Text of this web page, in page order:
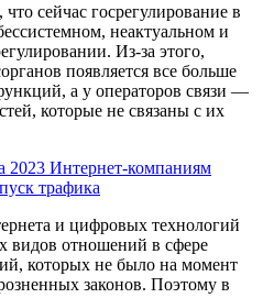
сейчас госрегулирование в
неактуальном и
Из-за этого,
появляется все больше
а у операторов связи —
которые не связаны с их
2023 Интернет-компаниям
трафика
и цифровых технологий
видов отношений в сфере
которых не было на момент
законов. Поэтому в